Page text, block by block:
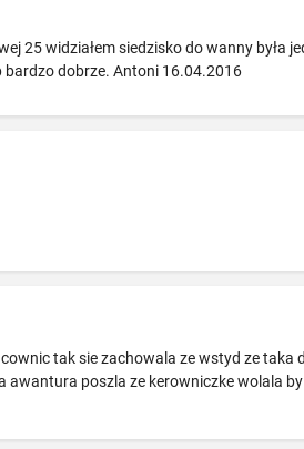
25 widziałem siedzisko do wanny była
bardzo dobrze. Antoni 16.04.2016
tak sie zachowala ze wstyd ze
poszla ze kerowniczke wolala